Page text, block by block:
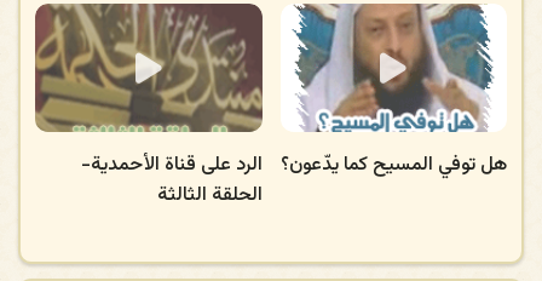
هل توفي المسيح كما يدّعون؟
الرد على قناة الأحمدية-
الحلقة الثالثة